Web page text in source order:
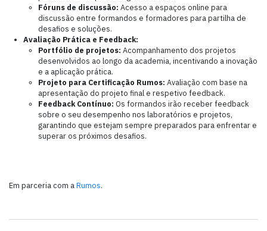
Fóruns de discussão: Acesso a espaços online para
discussão entre formandos e formadores para partilha de
desafios e soluções.
Avaliação Prática e Feedback:
Portfólio de projetos: Acompanhamento dos projetos
desenvolvidos ao longo da academia, incentivando a inovação
e a aplicação prática.
Projeto para Certificação Rumos: Avaliação com base na
apresentação do projeto final e respetivo feedback.
Feedback Contínuo: Os formandos irão receber feedback
sobre o seu desempenho nos laboratórios e projetos,
garantindo que estejam sempre preparados para enfrentar e
superar os próximos desafios.
Em parceria com a Rumos.